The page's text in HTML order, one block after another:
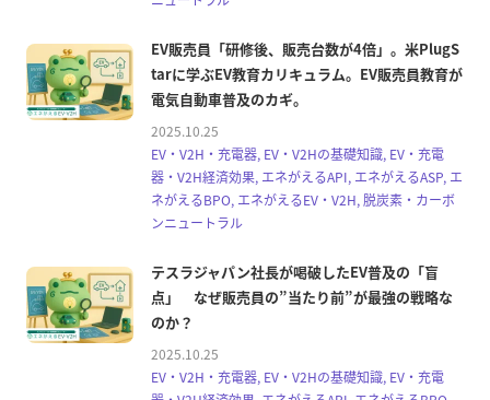
EV販売員「研修後、販売台数が4倍」。米PlugS
tarに学ぶEV教育カリキュラム。EV販売員教育が
電気自動車普及のカギ。
2025.10.25
EV・V2H・充電器, EV・V2Hの基礎知識, EV・充電
器・V2H経済効果, エネがえるAPI, エネがえるASP, エ
ネがえるBPO, エネがえるEV・V2H, 脱炭素・カーボ
ンニュートラル
テスラジャパン社長が喝破したEV普及の「盲
点」 なぜ販売員の”当たり前”が最強の戦略な
のか？
2025.10.25
EV・V2H・充電器, EV・V2Hの基礎知識, EV・充電